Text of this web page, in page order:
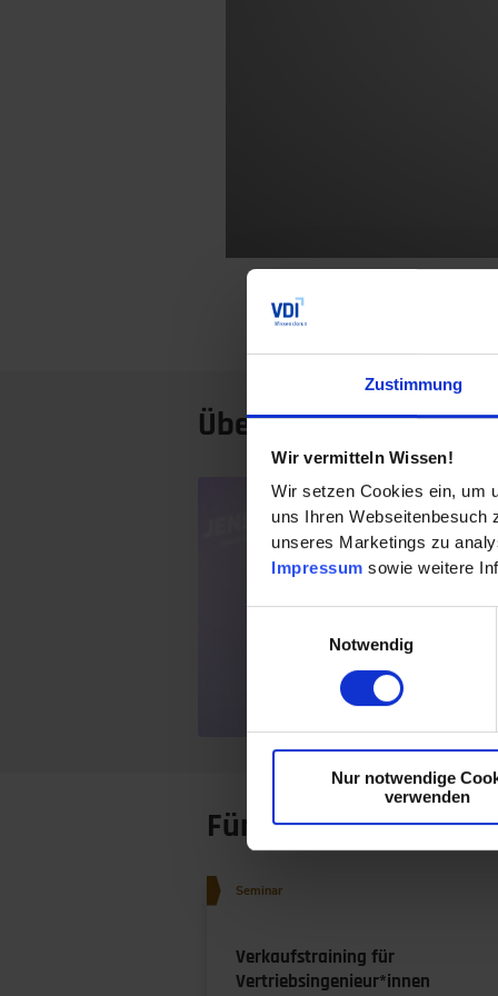
Zustimmung
Wir vermitteln Wissen!
Wir setzen Cookies ein, um
uns Ihren Webseitenbesuch
unseres Marketings zu
Impressum sowie weitere
Notwendig
Nur notwendige
verwenden
Über den Autor:
Für dich empfohlen
Seminar
Verkaufstraining für
Vertriebsingenieur*innen